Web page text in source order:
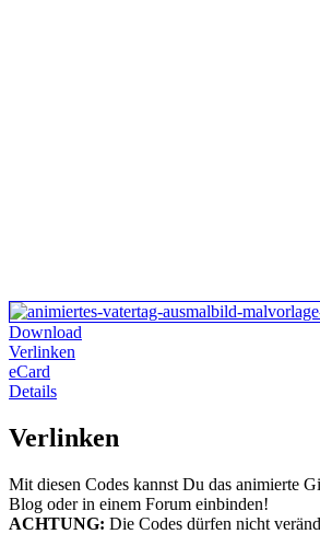
Download
Verlinken
eCard
Details
Verlinken
Mit diesen Codes kannst Du das animierte
Blog oder in einem Forum einbinden!
ACHTUNG: Die Codes dürfen nicht